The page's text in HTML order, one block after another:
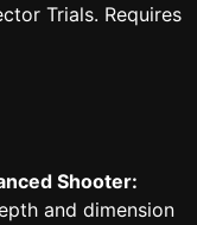
Trials. Requires
Shooter:
and dimension